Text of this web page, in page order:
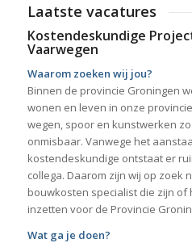
Laatste vacatures
Kostendeskundige
Vaarwegen
Waarom zoeken wij jou?
Binnen de provincie Groningen
wonen en leven in onze
wegen, spoor en kunstwerken
onmisbaar. Vanwege het
kostendeskundige ontstaat er
collega. Daarom zijn wij op zoek
bouwkosten specialist die zijn of
inzetten voor de Provincie
Wat ga je doen?